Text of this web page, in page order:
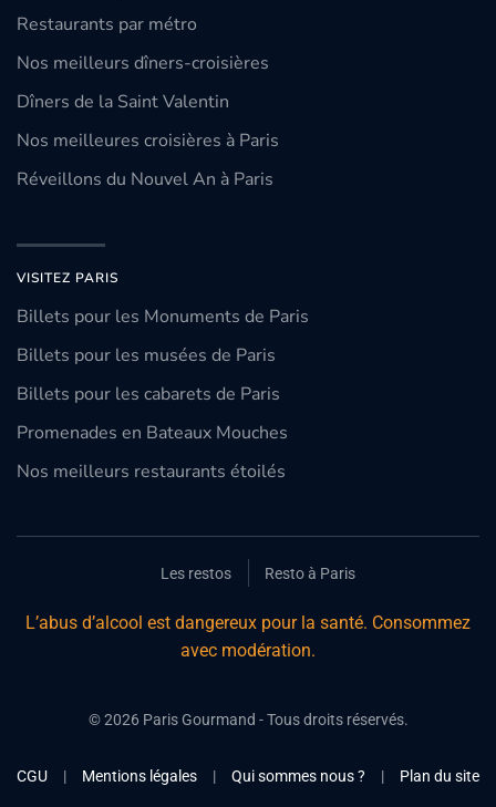
Restaurants par métro
Nos meilleurs dîners-croisières
Dîners de la Saint Valentin
Nos meilleures croisières à Paris
Réveillons du Nouvel An à Paris
VISITEZ PARIS
Billets pour les Monuments de Paris
Billets pour les musées de Paris
Billets pour les cabarets de Paris
Promenades en Bateaux Mouches
Nos meilleurs restaurants étoilés
Les restos Resto à Paris
L’abus d’alcool est dangereux pour la santé. Consommez
avec modération.
©2026Paris Gourmand - Tous droits réservés.
CGU | Mentions légales | Qui sommes nous ? | Plan du site